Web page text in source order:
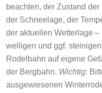
beachten, der Zustand
der Schneelage, der
der aktuellen Wetterlage
welligen und ggf.
Rodelbahn auf eigene
der Bergbahn. Wichtig:
ausgewiesenen